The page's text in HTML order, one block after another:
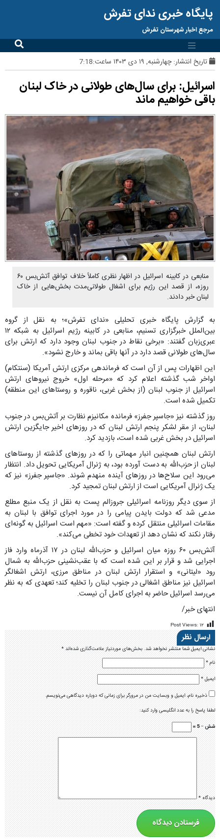
پایگاه خبری ندای تفرش
مرجع اخبار شهرستان تفرش
تاریخ انتشار:چهارشنبه, ۱۹ دی ۱۴۰۳ ساعت:7:18
اسرائیل: برای سال‌های طولانی در خاک لبنان
باقی خواهیم ماند
منابعی در کابینه اسرائیل در اظهار نظری کاملاً خلاف توافق آتش‌بس ۶۰
روزه، از قصد این رژیم برای اشغال طولانی‌مدت بخش‌هایی از خاک
لبنان خبر دادند.
به گزارش پایگاه خبری تحلیلی «ندای تفرش»؛ به نقل از گروه
بین‌الملل خبرگزاری تسنیم، منابعی در کابینه رژیم اسرائیل به شبکه ۱۲
عبری‌زبان گفتند: «برخی نقاط در جنوب لبنان وجود دارد که ارتش برای
سال‌های طولانی قصد دارد در آنها باقی بماند و خارج نشود».
این اظهارات پس از آن است که فرماندهی مرکزی ارتش آمریکا (سنتکام)
اواخر شب گذشته اعلام کرد که «مرحله اول» خروج نیروهای ارتش
اسرائیل از جنوب لبنان (از بخش غربی، ناقوره و روستاهای این منطقه)
تکمیل شده است.
روز گذشته نیز «جاسپر جفرز» فرمانده مکانیزم نظارت بر آتش‌بس در جنوب
لبنان، از مقر لشکر پنجم ارتش لبنان که در روزهای اخیر جایگزین ارتش
اسرائیل در بخش غربی شده است، بازدید کرد.
ارتش لبنان همچنین انبار مهماتی را که در روزهای گذشته از روستاهای
لبنان از حزب‌الله به دست آورده بود، به ژنرال آمریکایی تحویل داد. انتظار
می‌رود این سلاح‌ها در روزهای آینده منهدم شوند. «جاسپر جفرز» نیز که
یک ژنرال آمریکایی است از ارتش لبنان تمجید کرد.
از سوی دیگر روزنامه اسرائیلی جروزالم پست به نقل از یک منبع مطلع
مدعی شد که دولت بایدن پیامی را در مورد اجرای توافق با لبنان به
مقامات اسرائیلی منتقل کرده و گفته است:‌ «مهم است اسرائیل به گونه‌ای
رفتار نکند که نشان دهد از تعهدات خود تخطی می‌کند».
آتش‌بس ۶۰ روزه میان اسرائیل و حزب‌الله لبنان در ۱۷ آذرماه وارد فاز
اجرایی شد و قرار بر این شده است که با عقب‌نشینی حزب‌الله به شمال
رود «لیتانی» و استقرار ارتش لبنان در مناطق مرزی، ارتش اشغالگر
اسرائیل نیز مناطق اشغالی در جنوب لبنان را تخلیه کند؛ تعهدی که به نظر
می‌رسد اسرائیل حاضر به اجرای کامل آن نیست.
انتهای خبر/
Post Views: ۱۲
ارسال نظر
نشانی ایمیل شما منتشر نخواهد شد.بخش‌های موردنیاز علامت‌گذاری شده‌اند*
نام*
ایمیل*
ذخیره نام، ایمیل و وبسایت من در مرورگر برای زمانی که دوباره دیدگاهی می‌نویسم.
لطفا پاسخ را به عدد انگلیسی وارد کنید:
شش − 5 =
دیدگاه*